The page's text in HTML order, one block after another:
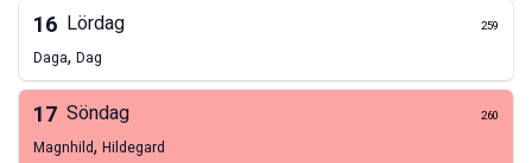
16 Lördag 259
Daga, Dag
17 Söndag 260
Magnhild, Hildegard